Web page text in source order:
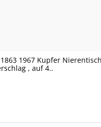
1967 Kupfer
, auf 4..